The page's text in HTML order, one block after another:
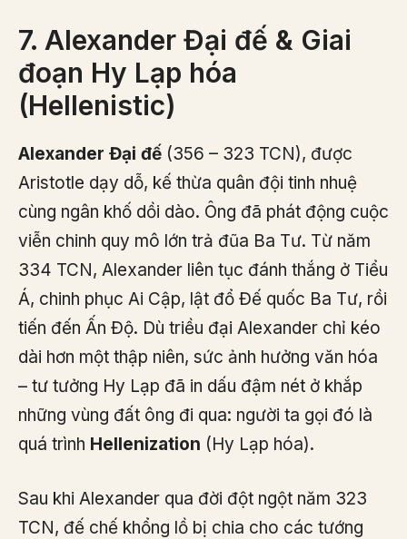
7. Alexander Đại đế & Giai
đoạn Hy Lạp hóa
(Hellenistic)
Alexander Đại đế (356 – 323 TCN), được
Aristotle dạy dỗ, kế thừa quân đội tinh nhuệ
cùng ngân khố dồi dào. Ông đã phát động cuộc
viễn chinh quy mô lớn trả đũa Ba Tư. Từ năm
334 TCN, Alexander liên tục đánh thắng ở Tiểu
Á, chinh phục Ai Cập, lật đổ Đế quốc Ba Tư, rồi
tiến đến Ấn Độ. Dù triều đại Alexander chỉ kéo
dài hơn một thập niên, sức ảnh hưởng văn hóa
– tư tưởng Hy Lạp đã in dấu đậm nét ở khắp
những vùng đất ông đi qua: người ta gọi đó là
quá trình Hellenization (Hy Lạp hóa).
Sau khi Alexander qua đời đột ngột năm 323
TCN, đế chế khổng lồ bị chia cho các tướng